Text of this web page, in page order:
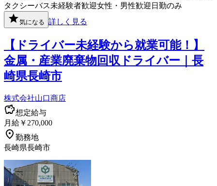
タクシーバス未経験者歓迎女性・男性歓迎 日勤のみ
気になる 詳しく見る
【ドライバー未経験から就業可能！】
金属・産業廃棄物回収ドライバー｜長
崎県長崎市
株式会社山口商店
想定給与
月給￥270,000
勤務地
長崎県長崎市